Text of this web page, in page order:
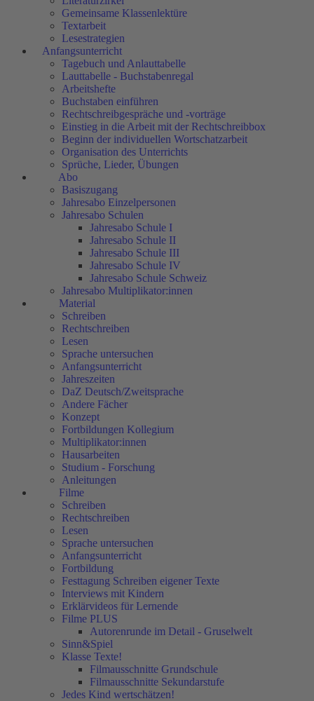
Gemeinsame Klassenlektüre
Textarbeit
Lesestrategien
Anfangsunterricht
Tagebuch und Anlauttabelle
Lauttabelle - Buchstabenregal
Arbeitshefte
Buchstaben einführen
Rechtschreibgespräche und -vorträge
Einstieg in die Arbeit mit der Rechtschreibbox
Beginn der individuellen Wortschatzarbeit
Organisation des Unterrichts
Sprüche, Lieder, Übungen
Abo
Basiszugang
Jahresabo Einzelpersonen
Jahresabo Schulen
Jahresabo Schule I
Jahresabo Schule II
Jahresabo Schule III
Jahresabo Schule IV
Jahresabo Schule Schweiz
Jahresabo Multiplikator:innen
Material
Schreiben
Rechtschreiben
Lesen
Sprache untersuchen
Anfangsunterricht
Jahreszeiten
DaZ Deutsch/Zweitsprache
Andere Fächer
Konzept
Fortbildungen Kollegium
Multiplikator:innen
Hausarbeiten
Studium - Forschung
Anleitungen
Filme
Schreiben
Rechtschreiben
Lesen
Sprache untersuchen
Anfangsunterricht
Fortbildung
Festtagung Schreiben eigener Texte
Interviews mit Kindern
Erklärvideos für Lernende
Filme PLUS
Autorenrunde im Detail - Gruselwelt
Sinn&Spiel
Klasse Texte!
Filmausschnitte Grundschule
Filmausschnitte Sekundarstufe
Jedes Kind wertschätzen!